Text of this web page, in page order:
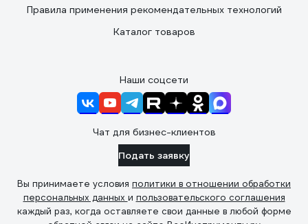
Правила применения рекомендательных технологий
Каталог товаров
Наши соцсети
Чат для бизнес-клиентов
Подать заявку
Вы принимаете условия политики в отношении обработки
персональных данных и пользовательского соглашения
каждый раз, когда оставляете свои данные в любой форме